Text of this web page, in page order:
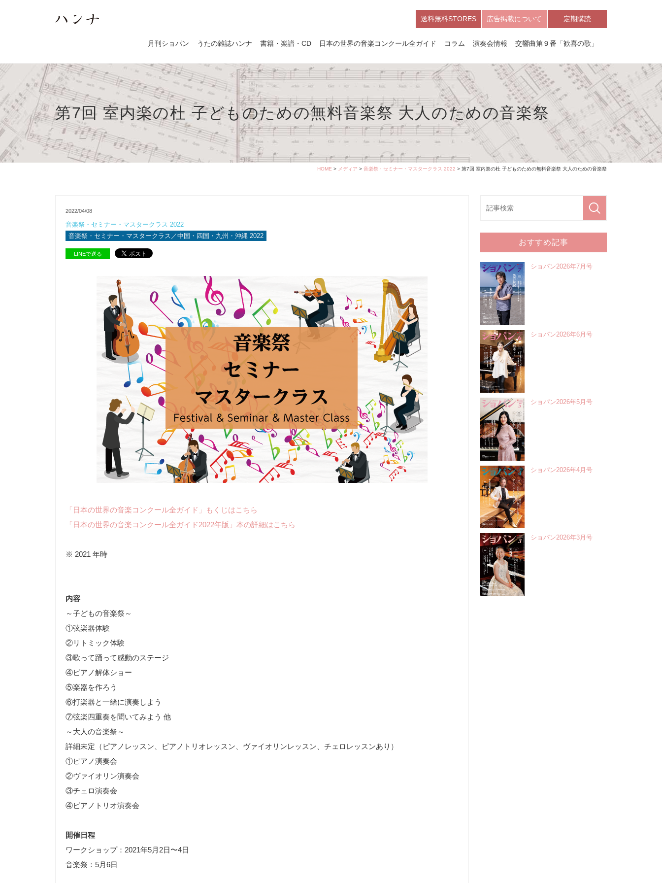
送料無料STORES 広告掲載について 定期購読
月刊ショパン うたの雑誌ハンナ 書籍・楽譜・CD 日本の世界の音楽コンクール全ガイド コラム 演奏会情報 交響曲第９番「歓喜の歌」
第7回 室内楽の杜 子どものための無料音楽祭 大人のための音楽祭
HOME > メディア > 音楽祭・セミナー・マスタークラス 2022 > 第7回 室内楽の杜 子どものための無料音楽祭 大人のための音楽祭
2022/04/08
音楽祭・セミナー・マスタークラス 2022
音楽祭・セミナー・マスタークラス／中国・四国・九州・沖縄 2022
LINEで送る
「日本の世界の音楽コンクール全ガイド」もくじはこちら
「日本の世界の音楽コンクール全ガイド2022年版」本の詳細はこちら
※ 2021 年時
内容
～子どもの音楽祭～
①弦楽器体験
②リトミック体験
③歌って踊って感動のステージ
④ピアノ解体ショー
⑤楽器を作ろう
⑥打楽器と一緒に演奏しよう
⑦弦楽四重奏を聞いてみよう 他
～大人の音楽祭～
詳細未定（ピアノレッスン、ピアノトリオレッスン、ヴァイオリンレッスン、チェロレッスンあり）
①ピアノ演奏会
②ヴァイオリン演奏会
③チェロ演奏会
④ピアノトリオ演奏会
開催日程
ワークショップ：2021年5月2日〜4日
音楽祭：5月6日
おすすめ記事
ショパン2026年7月号
ショパン2026年6月号
ショパン2026年5月号
ショパン2026年4月号
ショパン2026年3月号